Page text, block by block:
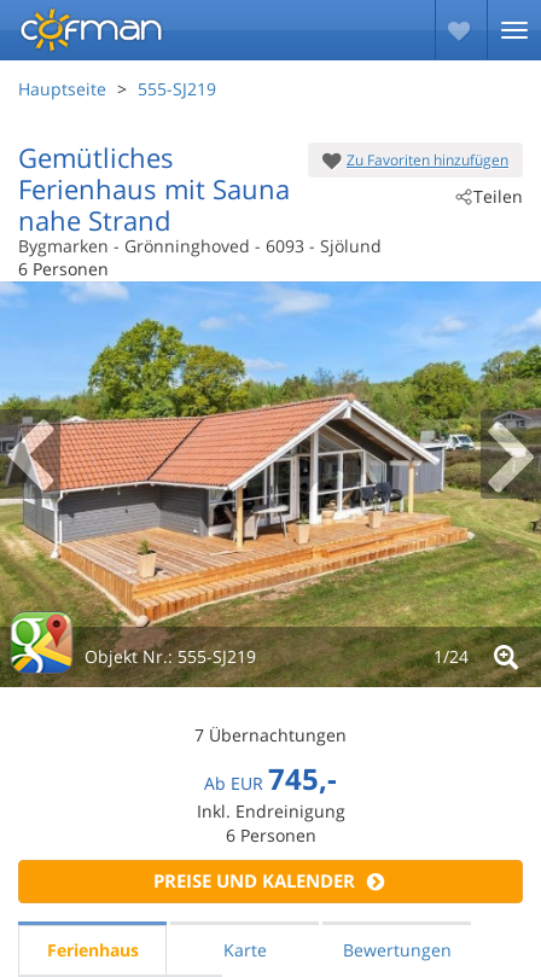
Hauptseite 555-SJ219
Zu Favoriten hinzufügen
Teilen
Gemütliches
Ferienhaus mit Sauna
nahe Strand
Bygmarken - Grönninghoved - 6093 - Sjölund
6 Personen
Objekt Nr.: 555-SJ219 1/24
7 Übernachtungen
Ab EUR 745,-
Inkl. Endreinigung
6 Personen
PREISE UND KALENDER
Ferienhaus Karte Bewertungen